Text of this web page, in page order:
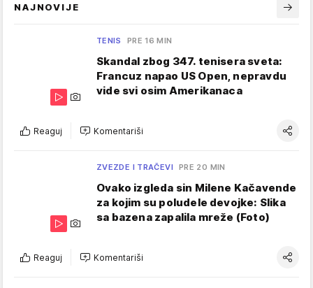
NAJNOVIJE
TENIS PRE 16 MIN
Skandal zbog 347. tenisera sveta:
Francuz napao US Open, nepravdu
vide svi osim Amerikanaca
Reaguj Komentariši
ZVEZDE I TRAČEVI PRE 20 MIN
Ovako izgleda sin Milene Kačavende
za kojim su poludele devojke: Slika
sa bazena zapalila mreže (Foto)
Reaguj Komentariši